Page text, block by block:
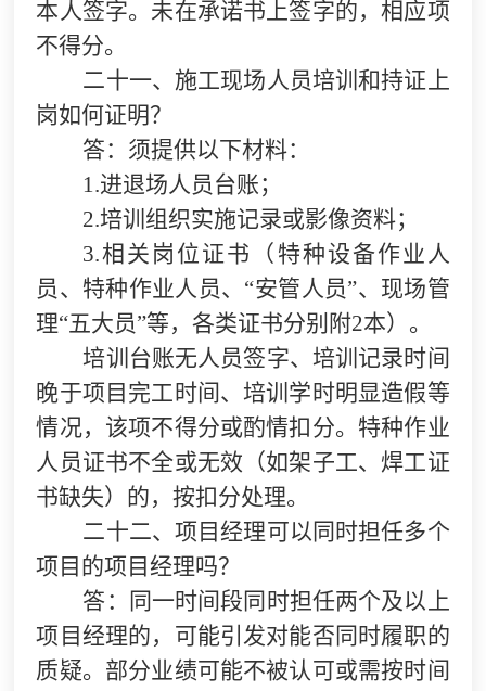
本人签字。未在承诺书上签字的，相应项
不得分。
二十一、施工现场人员培训和持证上
岗如何证明？
答：须提供以下材料：
1.进退场人员台账；
2.培训组织实施记录或影像资料；
3.相关岗位证书（特种设备作业人
员、特种作业人员、“安管人员”、现场管
理“五大员”等，各类证书分别附2本）。
培训台账无人员签字、培训记录时间
晚于项目完工时间、培训学时明显造假等
情况，该项不得分或酌情扣分。特种作业
人员证书不全或无效（如架子工、焊工证
书缺失）的，按扣分处理。
二十二、项目经理可以同时担任多个
项目的项目经理吗？
答：同一时间段同时担任两个及以上
项目经理的，可能引发对能否同时履职的
质疑。部分业绩可能不被认可或需按时间